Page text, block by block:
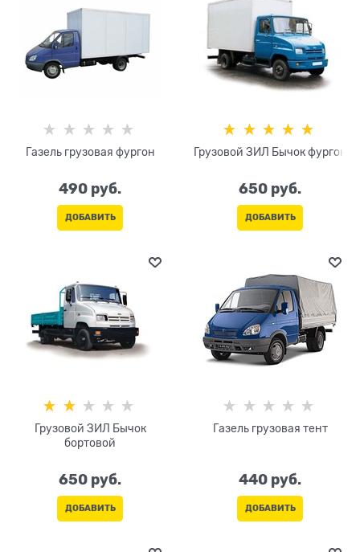
Газель грузовая фургон
490 руб.
ДОБАВИТЬ
Грузовой ЗИЛ Бычок фургон
650 руб.
ДОБАВИТЬ
Грузовой ЗИЛ Бычок
бортовой
650 руб.
ДОБАВИТЬ
Газель грузовая тент
440 руб.
ДОБАВИТЬ